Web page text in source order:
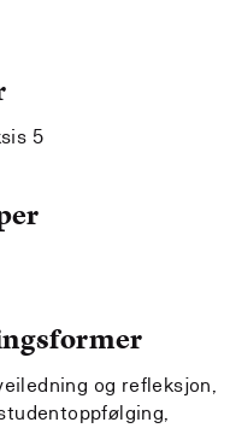
5
og refleksjon,